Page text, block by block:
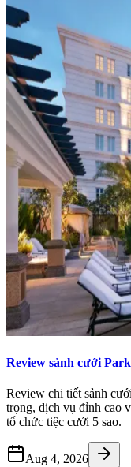
Review sảnh cưới
Review chi tiết sảnh
trọng, dịch vụ đỉnh cao
tổ chức tiệc cưới 5 sao.
Aug 4, 2026